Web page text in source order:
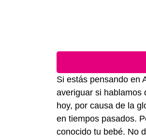
Si estás pensando en
averiguar si hablamos
hoy, por causa de la
en tiempos pasados.
conocido tu bebé. No